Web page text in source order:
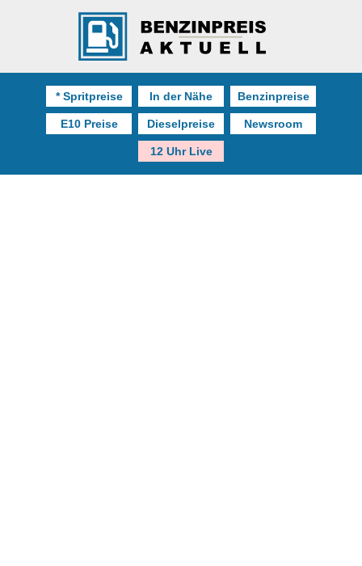
* Spritpreise In der Nähe Benzinpreise
E10 Preise Dieselpreise Newsroom
12 Uhr Live